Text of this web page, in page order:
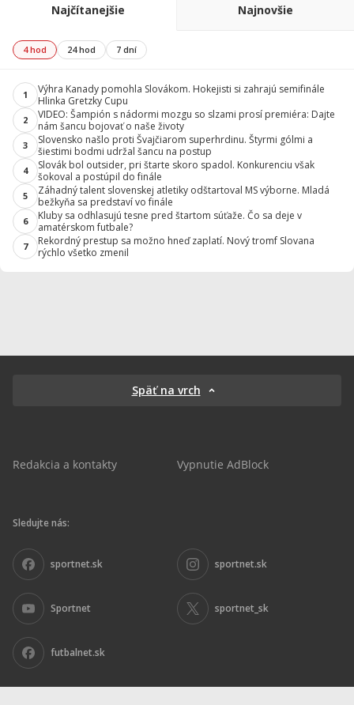
Najčítanejšie Najnovšie
4 hod 24 hod 7 dní
1
Výhra Kanady pomohla Slovákom. Hokejisti si zahrajú semifinále
Hlinka Gretzky Cupu
2
VIDEO: Šampión s nádormi mozgu so slzami prosí premiéra: Dajte
nám šancu bojovať o naše životy
3
Slovensko našlo proti Švajčiarom superhrdinu. Štyrmi gólmi a
šiestimi bodmi udržal šancu na postup
4
Slovák bol outsider, pri štarte skoro spadol. Konkurenciu však
šokoval a postúpil do finále
5
Záhadný talent slovenskej atletiky odštartoval MS výborne. Mladá
bežkyňa sa predstaví vo finále
6
Kluby sa odhlasujú tesne pred štartom súťaže. Čo sa deje v
amatérskom futbale?
7
Rekordný prestup sa možno hneď zaplatí. Nový tromf Slovana
rýchlo všetko zmenil
Späť na vrch
Redakcia a kontakty Vypnutie AdBlock
Sledujte nás:
sportnet.sk sportnet.sk
Sportnet sportnet_sk
futbalnet.sk